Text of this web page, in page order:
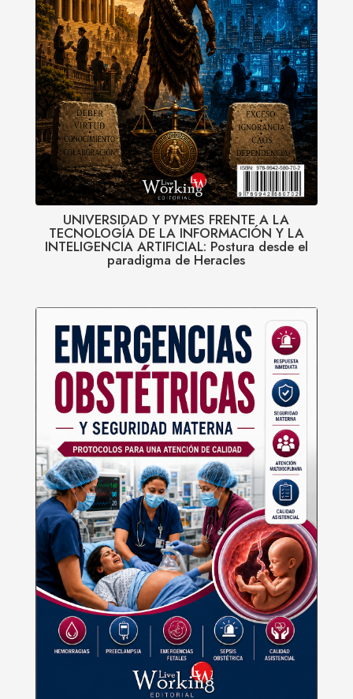
UNIVERSIDAD Y PYMES FRENTE A LA
TECNOLOGÍA DE LA INFORMACIÓN Y LA
INTELIGENCIA ARTIFICIAL: Postura desde el
paradigma de Heracles